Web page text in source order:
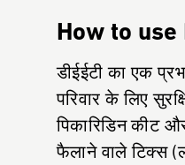
How to use
डीईईटी का एक
परिवार के लिए
पिकारिडिन कीट
फैलाने वाले टिक्स